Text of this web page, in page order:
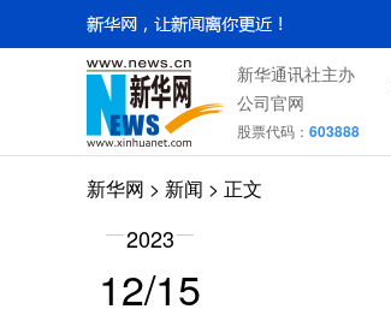
新华通讯社主办
公司官网
股票代码： 603888
新华网 > 新闻 > 正文
2023
12/15